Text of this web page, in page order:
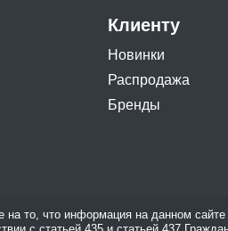
Клиенту
Новинки
Распродажа
Бренды
то, что информация на данном